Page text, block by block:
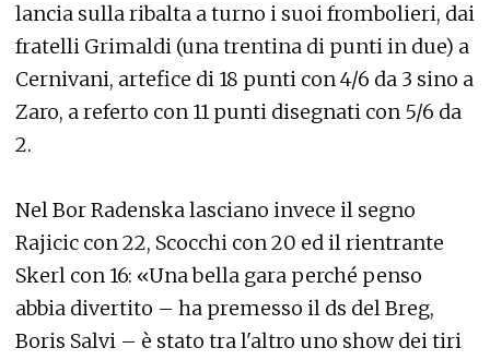
lancia sulla ribalta a turno i suoi frombolieri, dai
fratelli Grimaldi (una trentina di punti in due) a
Cernivani, artefice di 18 punti con 4/6 da 3 sino a
Zaro, a referto con 11 punti disegnati con 5/6 da
2.
Nel Bor Radenska lasciano invece il segno
Rajicic con 22, Scocchi con 20 ed il rientrante
Skerl con 16: «Una bella gara perché penso
abbia divertito – ha premesso il ds del Breg,
Boris Salvi – è stato tra l'altro uno show dei tiri